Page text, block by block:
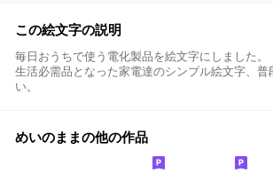
この絵文字の説明
毎日おうちで使う電化製品を絵文字にしました。
生活必需品となった家電達のシンプル絵文字、普
い。
めいのままの他の作品